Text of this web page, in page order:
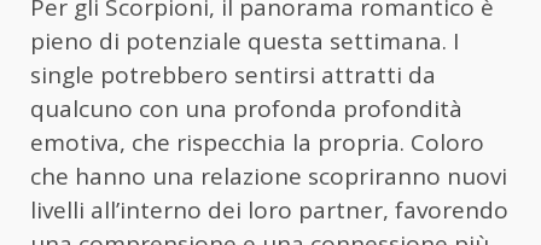
Per gli Scorpioni, il panorama romantico è
pieno di potenziale questa settimana. I
single potrebbero sentirsi attratti da
qualcuno con una profonda profondità
emotiva, che rispecchia la propria. Coloro
che hanno una relazione scopriranno nuovi
livelli all’interno dei loro partner, favorendo